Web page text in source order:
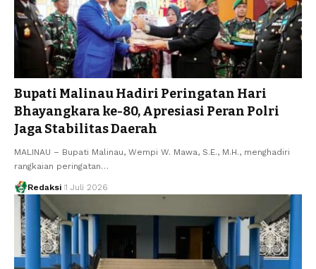
Bupati Malinau Hadiri Peringatan Hari
Bhayangkara ke-80, Apresiasi Peran Polri
Jaga Stabilitas Daerah
MALINAU – Bupati Malinau, Wempi W. Mawa, S.E., M.H., menghadiri
rangkaian peringatan…
Redaksi 1 Juli 2026